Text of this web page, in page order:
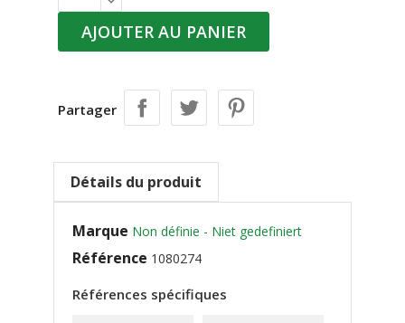
AJOUTER AU PANIER
Partager
Détails du produit
Marque Non définie - Niet gedefiniert
Référence 1080274
Références spécifiques